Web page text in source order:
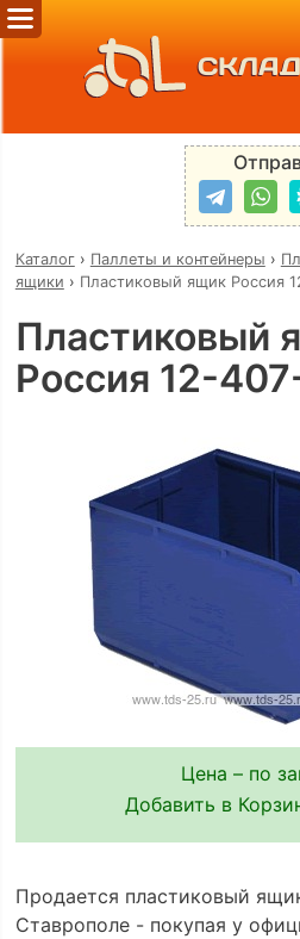
Каталог› Паллеты и контейнеры ›
ящики › Пластиковый ящик Россия
Пластиковый
Россия 12-
Цена – по
Добавить в
Продается пластиковый
Ставрополе - покупая у